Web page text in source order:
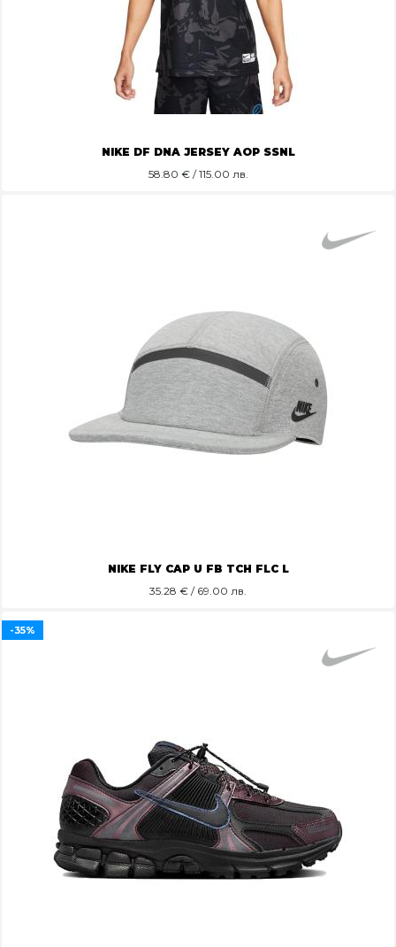
NIKE DF DNA JERSEY AOP SSNL
58.80 € / 115.00 лв.
NIKE FLY CAP U FB TCH FLC L
35.28 € / 69.00 лв.
-35%